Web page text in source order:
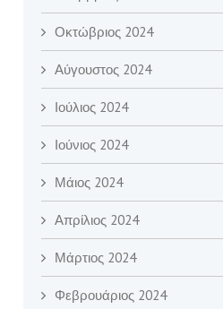
Οκτώβριος 2024
Αύγουστος 2024
Ιούλιος 2024
Ιούνιος 2024
Μάιος 2024
Απρίλιος 2024
Μάρτιος 2024
Φεβρουάριος 2024